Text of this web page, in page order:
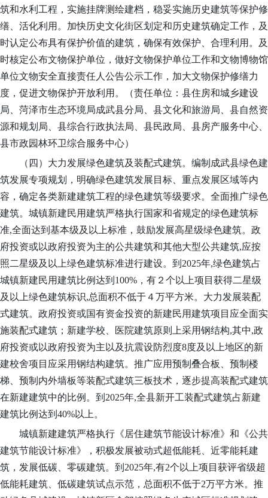
筑和水利工程，实施挂牌测绘建档，稳妥实施历史建筑等保护修
缮、活化利用。加快历史文化街区划定和历史建筑确定工作，及
时认定公布具有保护价值的建筑，确保有效保护、合理利用。及
时核定公布文物保护单位，做好文物保护单位工作和文物博物馆
单位文物安全直接责任人公告公示工作，加大文物保护修缮力
度，促进文物保护开放利用。
（责任单位：县住房和城乡建设
局、 菏泽市生态环境局成武县分局 、县文化和旅游局、县自然资
源和规划局 、县综合行政执法局 、县民政局、县房产服务中心、
县市政园林环卫综合服务中心）
（四）大力发展绿色建筑及装配式建筑。 编制成武县绿色建
筑发展专项规划，明确绿色建筑发展目标、重点发展区域等内
容，确定各类新建建筑工程的绿色建筑等级要求。全面推广绿色
建筑。城镇新建民用建筑严格执行国家和省规定的绿色建筑标
准,全面达到基本级及以上标准，鼓励发展高星级绿色建筑。政
府投资或以政府投资为主的公共建筑和其他大型公共建筑,应按
照二星级及以上绿色建筑标准进行建设。 到 2025年,绿色建筑占
城镇新建民用建筑比例达到 100%， 有２个以上项目获得二星级
及以上绿色建筑标识,总面积不低于４万平方米。大力发展装配
式建筑。 政府投资或国有资金投资的新建民用建筑项目应全面实
施装配式建筑 ； 新建学校、医院建筑原则上采用钢结构,其中,政
府投资或以政府投资为主以及抗震设防烈度8度及以上地区的新
建校舍项目应采用钢结构建筑。推广应用预制叠合板、预制楼
梯、预制内外墙板等装配式建筑三板技术，逐步提高装配式建筑
在新建建筑中的比例。到2025年,全县新开工装配式建筑占新建
建筑比例达到40%以上。
城镇新建建筑严格执行 《居住建筑节能设计标准》和 《公共
建筑节能设计标准》
， 积极发展被动式超低能耗、近零能耗建
筑 ， 发展低碳、零碳建筑。 到 2025年,有2个以上项目获评省级超
低能耗建筑、低碳建筑试点示范，总面积不低于2万平方米。推